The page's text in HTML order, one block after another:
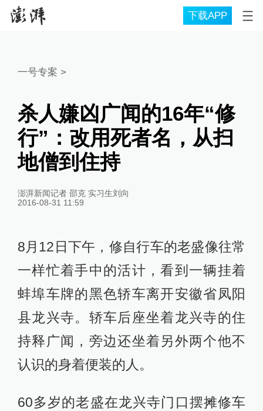
下载APP
一号专案 >
杀人嫌凶广闻的16年“修
行”：改用死者名，从扫
地僧到住持
澎湃新闻记者 邵克 实习生刘向
2016-08-31 11:59
8月12日下午，修自行车的老盛像往常
一样忙着手中的活计，看到一辆挂着
蚌埠车牌的黑色轿车离开安徽省凤阳
县龙兴寺。轿车后座坐着龙兴寺的住
持释广闻，旁边还坐着另外两个他不
认识的身着便装的人。
60多岁的老盛在龙兴寺门口摆摊修车